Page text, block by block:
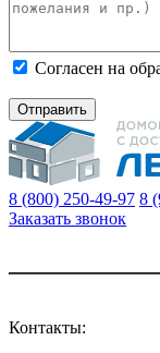
Согласен на
Отправить
8 (800) 250-49-97 8
Заказать звонок
Контакты: